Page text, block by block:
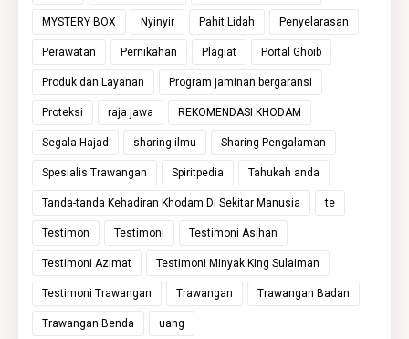
MYSTERY BOX Nyinyir Pahit Lidah Penyelarasan
Perawatan Pernikahan Plagiat Portal Ghoib
Produk dan Layanan Program jaminan bergaransi
Proteksi raja jawa REKOMENDASI KHODAM
Segala Hajad sharing ilmu Sharing Pengalaman
Spesialis Trawangan Spiritpedia Tahukah anda
Tanda-tanda Kehadiran Khodam Di Sekitar Manusia te
Testimon Testimoni Testimoni Asihan
Testimoni Azimat Testimoni Minyak King Sulaiman
Testimoni Trawangan Trawangan Trawangan Badan
Trawangan Benda uang